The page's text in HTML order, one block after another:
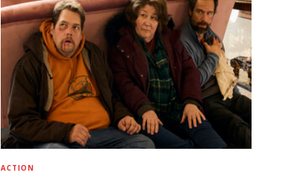
ACTION